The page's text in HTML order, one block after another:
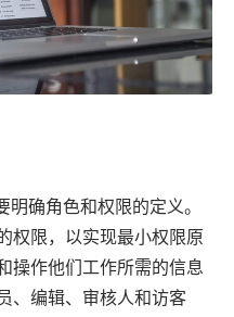
确角色和权限的定义。
权限，以实现最小权限原
操作他们工作所需的信息
、编辑、审核人和访客